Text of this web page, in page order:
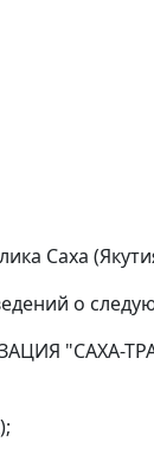
Саха
о
"САХА-